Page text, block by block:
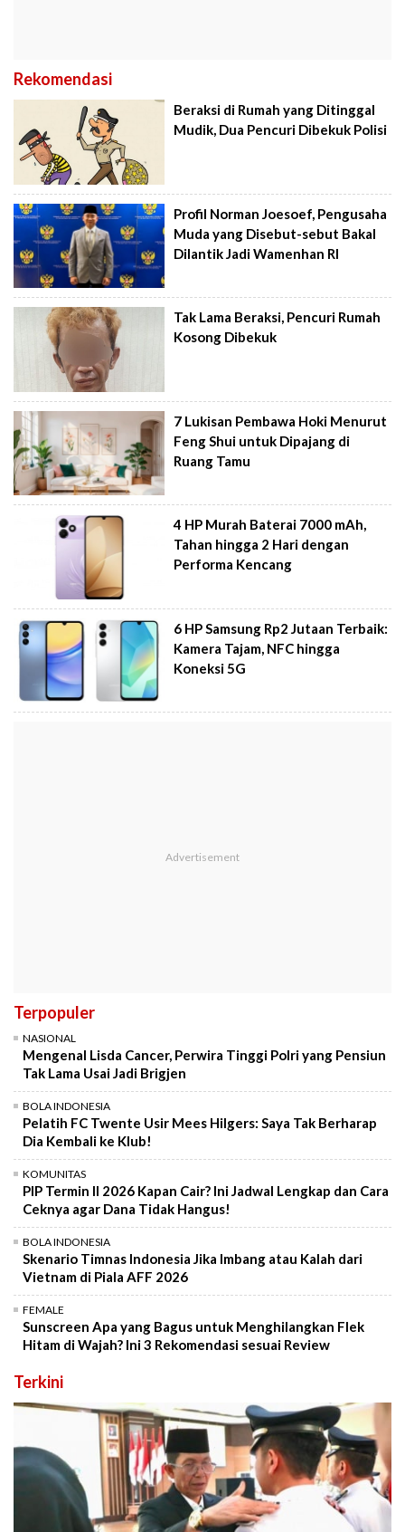
Rekomendasi
Beraksi di Rumah yang Ditinggal
Mudik, Dua Pencuri Dibekuk Polisi
Profil Norman Joesoef, Pengusaha
Muda yang Disebut-sebut Bakal
Dilantik Jadi Wamenhan RI
Tak Lama Beraksi, Pencuri Rumah
Kosong Dibekuk
7 Lukisan Pembawa Hoki Menurut
Feng Shui untuk Dipajang di
Ruang Tamu
4 HP Murah Baterai 7000 mAh,
Tahan hingga 2 Hari dengan
Performa Kencang
6 HP Samsung Rp2 Jutaan Terbaik:
Kamera Tajam, NFC hingga
Koneksi 5G
Terpopuler
NASIONAL
Mengenal Lisda Cancer, Perwira Tinggi Polri yang Pensiun
Tak Lama Usai Jadi Brigjen
BOLA INDONESIA
Pelatih FC Twente Usir Mees Hilgers: Saya Tak Berharap
Dia Kembali ke Klub!
KOMUNITAS
PIP Termin II 2026 Kapan Cair? Ini Jadwal Lengkap dan Cara
Ceknya agar Dana Tidak Hangus!
BOLA INDONESIA
Skenario Timnas Indonesia Jika Imbang atau Kalah dari
Vietnam di Piala AFF 2026
FEMALE
Sunscreen Apa yang Bagus untuk Menghilangkan Flek
Hitam di Wajah? Ini 3 Rekomendasi sesuai Review
Terkini